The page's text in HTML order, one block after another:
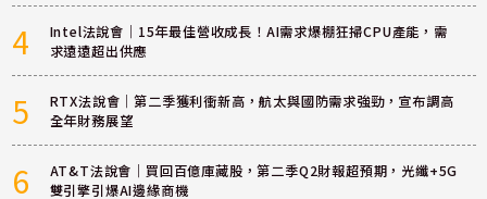
4
Intel法說會｜15年最佳營收成長！AI需求爆棚狂掃CPU產能，需
求遠遠超出供應
5
RTX法說會｜第二季獲利衝新高，航太與國防需求強勁，宣布調高
全年財務展望
6
AT&T法說會｜買回百億庫藏股，第二季Q2財報超預期，光纖+5G
雙引擎引爆AI邊緣商機